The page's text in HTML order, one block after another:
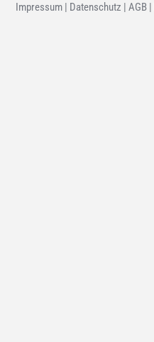
Impressum | Datenschutz | AGB |